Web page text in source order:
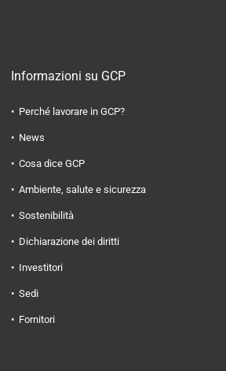
Informazioni su GCP
Perché lavorare in GCP?
News
Cosa dice GCP
Ambiente, salute e sicurezza
Sostenibilità
Dichiarazione dei diritti
Investitori
Sedi
Fornitori